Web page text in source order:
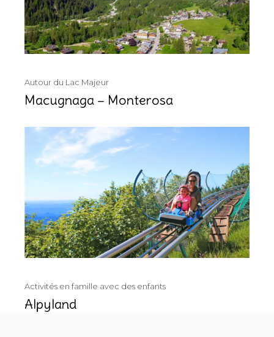
Autour du Lac Majeur
Macugnaga – Monterosa
Activités en famille avec des enfants
Alpyland